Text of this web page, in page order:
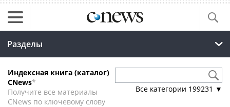
Разделы
Индексная книга (каталог)
CNews*
Получите все материалы
CNews по ключевому слову
Все категории 199231 ▼